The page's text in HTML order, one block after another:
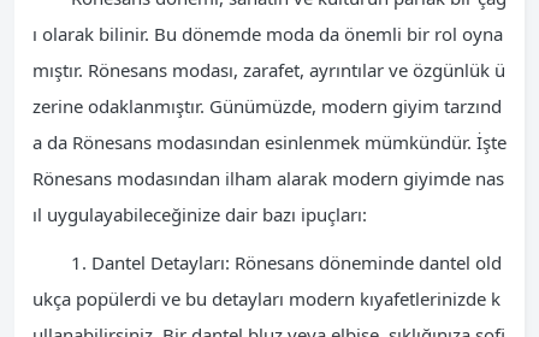
ı olarak bilinir. Bu dönemde moda da önemli bir rol oyna
mıştır. Rönesans modası, zarafet, ayrıntılar ve özgünlük ü
zerine odaklanmıştır. Günümüzde, modern giyim tarzınd
a da Rönesans modasından esinlenmek mümkündür. İşte
Rönesans modasından ilham alarak modern giyimde nas
ıl uygulayabileceğinize dair bazı ipuçları:
1. Dantel Detayları: Rönesans döneminde dantel old
ukça popülerdi ve bu detayları modern kıyafetlerinizde k